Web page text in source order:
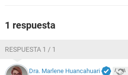
1 respuesta
RESPUESTA 1 / 1
Dra. Marlene Huancahuari